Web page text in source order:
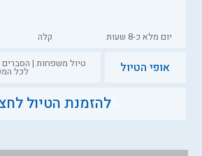
יום מלא כ-8 שעות קלה
אופי הטיול טיול משפחות | הסברים
לכל
להזמנת הטיול